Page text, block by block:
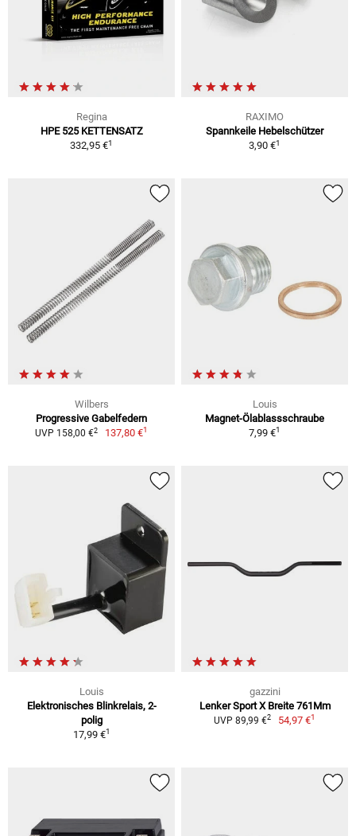
Regina
HPE 525 KETTENSATZ
332,95 €1
RAXIMO
Spannkeile Hebelschützer
3,90 €1
Wilbers
Progressive Gabelfedern
UVP 158,00 €2 137,80 €1
Louis
Magnet-Ölablassschraube
7,99 €1
Louis
Elektronisches Blinkrelais, 2-
polig
17,99 €1
gazzini
Lenker Sport X Breite 761Mm
UVP 89,99 €2 54,97 €1